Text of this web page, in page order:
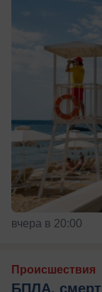
вчера в 20:00
Происшествия
БПЛА,